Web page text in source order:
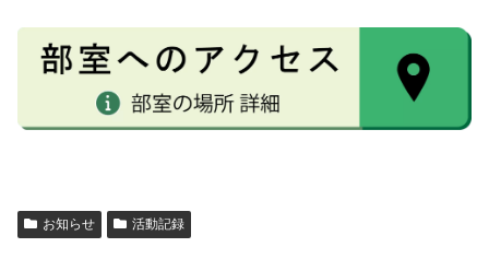
お知らせ 活動記録